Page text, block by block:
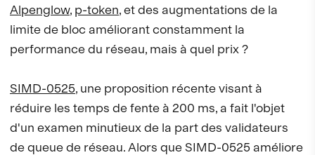
Alpenglow, p-token, et des augmentations de la
limite de bloc améliorant constamment la
performance du réseau, mais à quel prix ?
SIMD-0525, une proposition récente visant à
réduire les temps de fente à 200 ms, a fait l'objet
d'un examen minutieux de la part des validateurs
de queue de réseau. Alors que SIMD-0525 améliore